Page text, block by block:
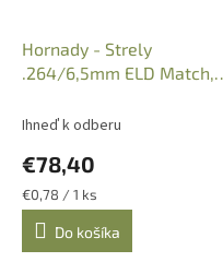
Hornady - Strely
.264/6,5mm ELD Match,
26177
Ihneď k odberu
€78,40
Jednotková
cena:
€0,78 / 1 ks
Do košíka